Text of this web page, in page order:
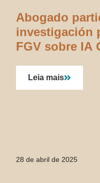
Abogado
investigación
FGV sobre IA
Leia mais
28 de abril de 2025